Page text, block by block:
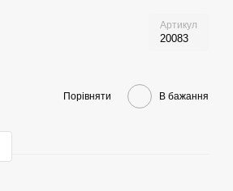
Артикул
20083
Порівняти В бажання